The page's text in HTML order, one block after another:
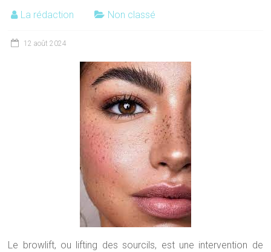
La rédaction Non classé
12 août 2024
Le browlift, ou lifting des sourcils, est une intervention de